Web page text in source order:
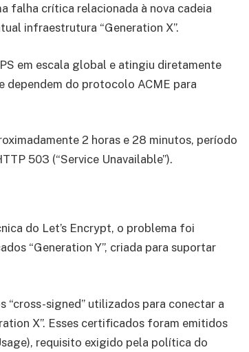
falha crítica relacionada à nova cadeia
infraestrutura “Generation X”.
em escala global e atingiu diretamente
dependem do protocolo ACME para
2 horas e 28 minutos, período
503 (“Service Unavailable”).
do Let’s Encrypt, o problema foi
“Generation Y”, criada para suportar
signed” utilizados para conectar a
X”. Esses certificados foram emitidos
requisito exigido pela política do